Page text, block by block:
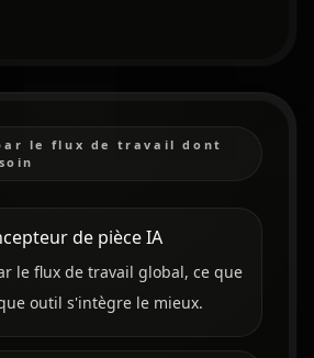
par le flux de travail dont
de pièce IA
le flux de travail global, ce que
outil s'intègre le mieux.